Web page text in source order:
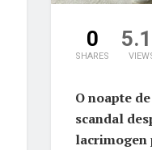
0
SHARES
O noapte
scandal
lacrimogen